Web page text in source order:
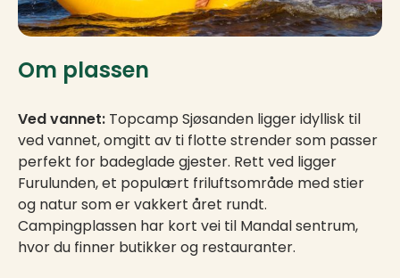
Om plassen
Ved vannet: Topcamp Sjøsanden ligger idyllisk til
ved vannet, omgitt av ti flotte strender som passer
perfekt for badeglade gjester. Rett ved ligger
Furulunden, et populært friluftsområde med stier
og natur som er vakkert året rundt.
Campingplassen har kort vei til Mandal sentrum,
hvor du finner butikker og restauranter.